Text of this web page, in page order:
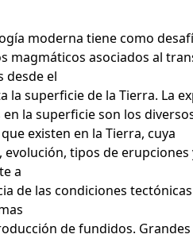
moderna tiene como
magmáticos asociados al
desde el
la superficie de la Tierra. La
la superficie son los
existen en la Tierra, cuya
tipos de
a
de las condiciones
de fundidos.